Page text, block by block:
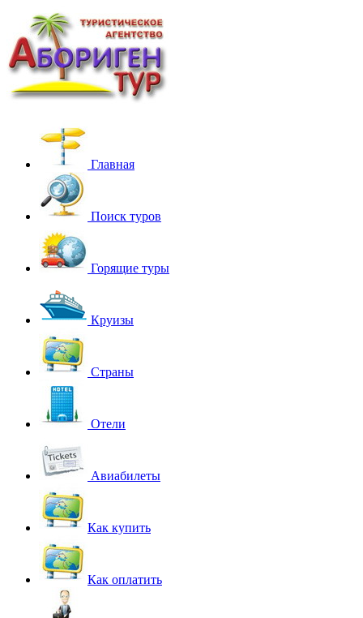
Главная
Поиск туров
Горящие туры
Круизы
Страны
Отели
Авиабилеты
Как купить
Как оплатить